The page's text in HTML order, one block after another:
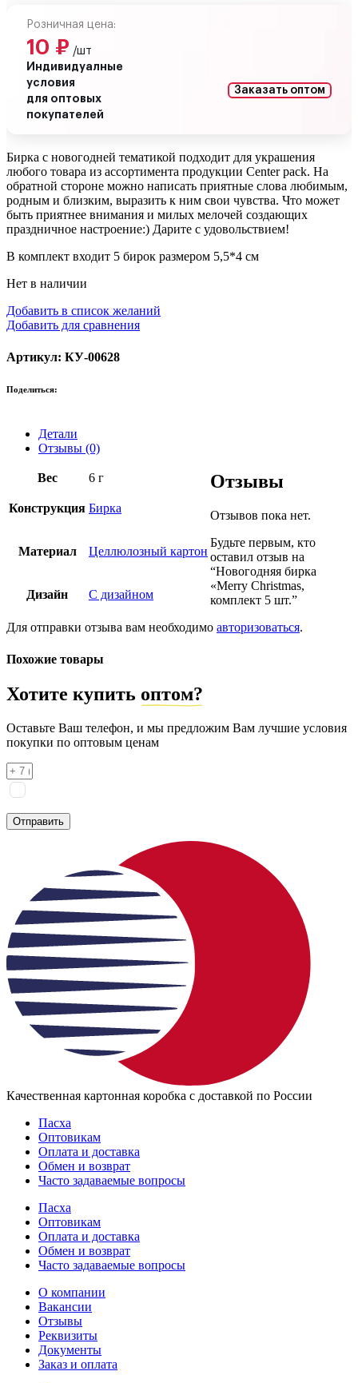
Розничная цена:
10 ₽ /шт
Индивидуалные
условия
для оптовых
покупателей
Заказать оптом
Бирка с новогодней тематикой подходит для украшения
любого товара из ассортимента продукции Center pack. На
обратной стороне можно написать приятные слова любимым,
родным и близким, выразить к ним свои чувства. Что может
быть приятнее внимания и милых мелочей создающих
праздничное настроение:) Дарите с удовольствием!
В комплект входит 5 бирок размером 5,5*4 см
Нет в наличии
Добавить в список желаний
Добавить для сравнения
Артикул: КУ-00628
Поделиться:
Детали
Отзывы (0)
Вес 6 г
Конструкция Бирка
Материал Целлюлозный картон
Дизайн С дизайном
Отзывы
Отзывов пока нет.
Будьте первым, кто
оставил отзыв на
“Новогодняя бирка
«Merry Christmas,
комплект 5 шт.”
Для отправки отзыва вам необходимо авторизоваться.
Похожие товары
Хотите купить оптом?
Оставьте Ваш телефон, и мы предложим Вам лучшие условия
покупки по оптовым ценам
Отправить
Качественная картонная коробка с доставкой по России
Пасха
Оптовикам
Оплата и доставка
Обмен и возврат
Часто задаваемые вопросы
Пасха
Оптовикам
Оплата и доставка
Обмен и возврат
Часто задаваемые вопросы
О компании
Вакансии
Отзывы
Реквизиты
Документы
Заказ и оплата